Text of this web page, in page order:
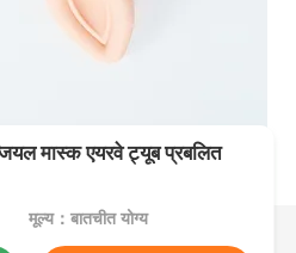
मास्क एयरवे ट्यूब प्रबलित
मूल्य：बातचीत योग्य